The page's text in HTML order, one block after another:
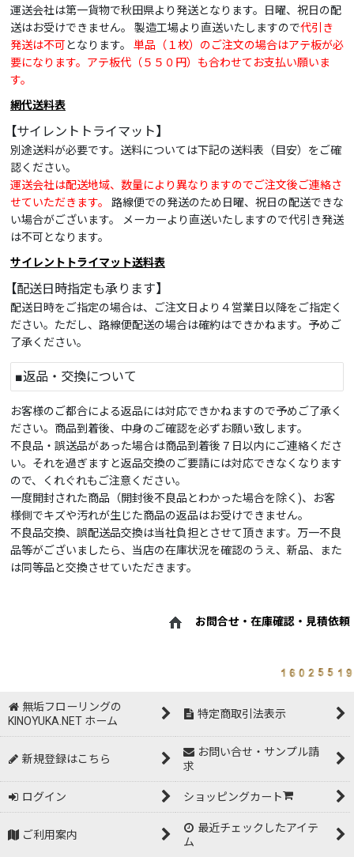
運送会社は第一貨物で秋田県より発送となります。日曜、祝日の配
送はお受けできません。 製造工場より直送いたしますので代引き
発送は不可となります。 単品（１枚）のご注文の場合はアテ板が必
要になります。アテ板代（５５０円）も合わせてお支払い願いま
す。
網代送料表
【サイレントトライマット】
別途送料が必要です。送料については下記の送料表（目安）をご確
認ください。
運送会社は配送地域、数量により異なりますのでご注文後ご連絡さ
せていただきます。
路線便での発送のため日曜、祝日の配送できな
い場合がございます。 メーカーより直送いたしますので代引き発送
は不可となります。
サイレントトライマット送料表
【配送日時指定も承ります】
配送日時をご指定の場合は、ご注文日より４営業日以降をご指定く
ださい。ただし、路線便配送の場合は確約はできかねます。予めご
了承ください。
■返品・交換について
お客様のご都合による返品には対応できかねますので予めご了承く
ださい。商品到着後、中身のご確認を必ずお願い致します。
不良品・誤送品があった場合は商品到着後７日以内にご連絡くださ
い。それを過ぎますと返品交換のご要請には対応できなくなります
ので、くれぐれもご注意ください。
一度開封された商品（開封後不良品とわかった場合を除く)、お客
様側でキズや汚れが生じた商品の返品はお受けできません。
不良品交換、誤配送品交換は当社負担とさせて頂きます。万一不良
品等がございましたら、当店の在庫状況を確認のうえ、新品、また
は同等品と交換させていただきます。
お問合せ・在庫確認・見積依頼
無垢フローリングの
KINOYUKA.NET ホーム
特定商取引法表示
新規登録はこちら
お問い合せ・サンプル請
求
ログイン ショッピングカート
ご利用案内
最近チェックしたアイテ
ム